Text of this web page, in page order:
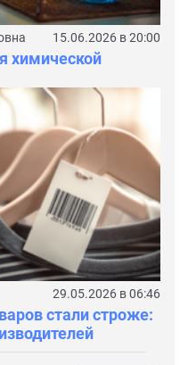
15.06.2026 в 20:00
химической
29.05.2026 в 06:46
стали строже: